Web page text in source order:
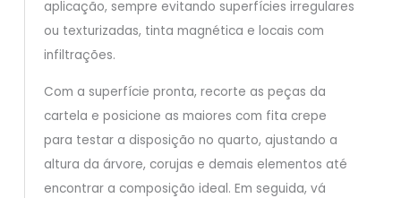
aplicação, sempre evitando superfícies irregulares
ou texturizadas, tinta magnética e locais com
infiltrações.
Com a superfície pronta, recorte as peças da
cartela e posicione as maiores com fita crepe
para testar a disposição no quarto, ajustando a
altura da árvore, corujas e demais elementos até
encontrar a composição ideal. Em seguida, vá